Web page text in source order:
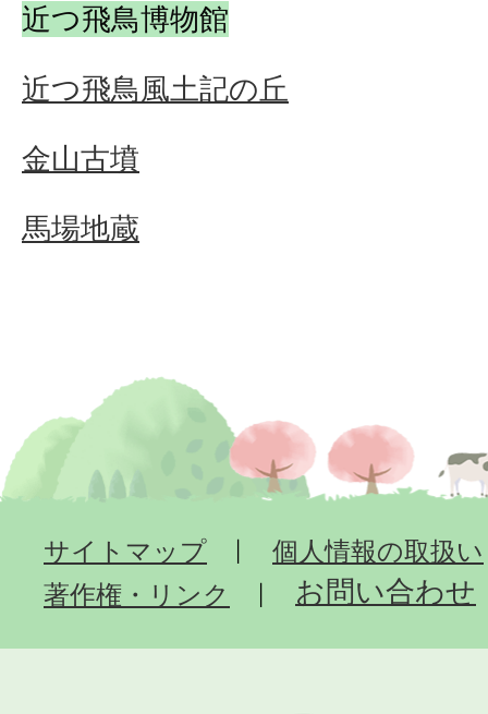
近つ飛鳥博物館
近つ飛鳥風土記の丘
金山古墳
馬場地蔵
サイトマップ
個人情報の取扱い
著作権・リンク
お問い合わせ